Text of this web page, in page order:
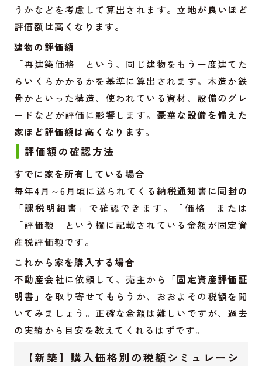
うかなどを考慮して算出されます。 立地が良いほど
評価額は高くなります。
建物の評価額
「再建築価格」という、同じ建物をもう一度建てた
らいくらかかるかを基準に算出されます。木造か鉄
骨かといった構造、使われている資材、設備のグレ
ードなどが評価に影響します。 豪華な設備を備えた
家ほど評価額は高くなります。
評価額の確認方法
すでに家を所有している場合
毎年4月～6月頃に送られてくる納税通知書に同封の
「課税明細書」 で確認できます。「価格」または
「評価額」という欄に記載されている金額が固定資
産税評価額です。
これから家を購入する場合
不動産会社に依頼して、売主から
「固定資産評価証
明書」 を取り寄せてもらうか、おおよその税額を聞
いてみましょう。正確な金額は難しいですが、過去
の実績から目安を教えてくれるはずです。
【新築】購入価格別の税額シミュレーシ